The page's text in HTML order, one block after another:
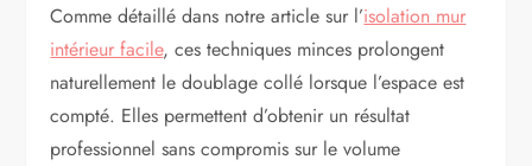
Comme détaillé dans notre article sur l’isolation mur
intérieur facile, ces techniques minces prolongent
naturellement le doublage collé lorsque l’espace est
compté. Elles permettent d’obtenir un résultat
professionnel sans compromis sur le volume